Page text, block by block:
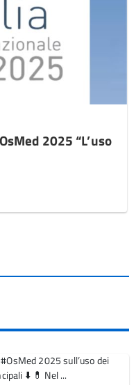
2025 “L’uso
2025 sull’uso dei
⬇️ 💊 Nel ...